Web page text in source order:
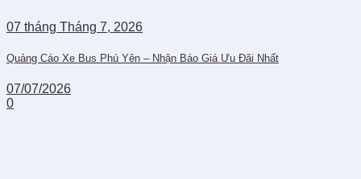
07 tháng Tháng 7, 2026
Quảng Cáo Xe Bus Phú Yên – Nhận Báo Giá Ưu Đãi Nhất
07/07/2026
0